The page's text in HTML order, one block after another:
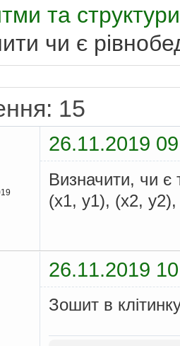
та
чи є
15
26.11.2019
Визначити, чи є
(x1, y1), (x2, y2),
26.11.2019
Зошит в